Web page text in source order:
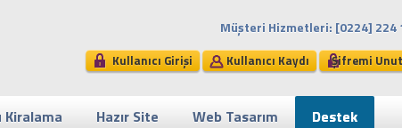
Müşteri Hizmetleri: [0224] 224
Şifremi
Kullanıcı Kaydı
Kullanıcı Girişi
Kiralama Hazır Site Web Tasarım
Destek